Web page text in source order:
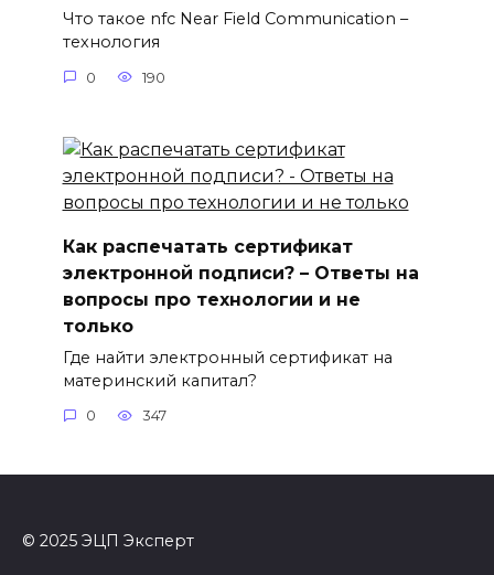
Что такое nfc Near Field Communication –
технология
0 190
Как распечатать сертификат
электронной подписи? – Ответы на
вопросы про технологии и не
только
Где найти электронный сертификат на
материнский капитал?
0 347
© 2025 ЭЦП Эксперт